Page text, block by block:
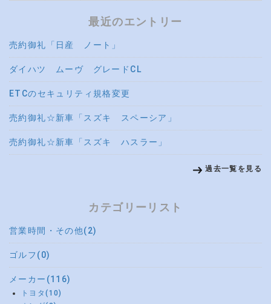
最近のエントリー
売約御礼「日産 ノート」
ダイハツ ムーヴ グレードCL
ETCのセキュリティ規格変更
売約御礼☆新車「スズキ スペーシア」
売約御礼☆新車「スズキ ハスラー」
過去一覧を見る
カテゴリーリスト
営業時間・その他(2)
ゴルフ(0)
メーカー(116)
トヨタ(10)